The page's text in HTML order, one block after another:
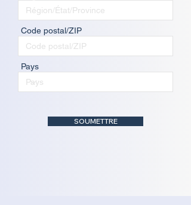
Code postal/ZIP
Pays
SOUMETTRE